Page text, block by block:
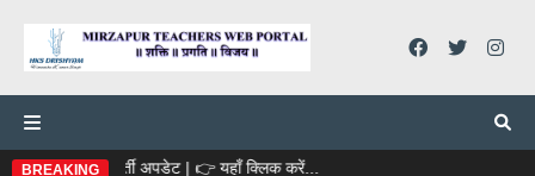
BREAKING
भर्ती अपडेट | 👉 यहाँ क्लिक करें...